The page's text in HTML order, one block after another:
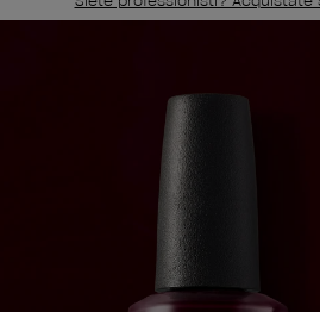
pagina.